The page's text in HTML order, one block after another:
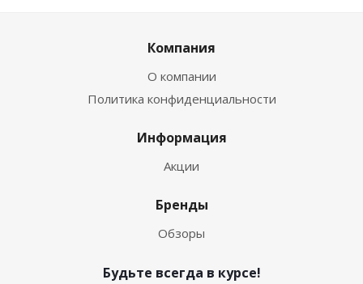
Компания
О компании
Политика конфиденциальности
Информация
Акции
Бренды
Обзоры
Будьте всегда в курсе!